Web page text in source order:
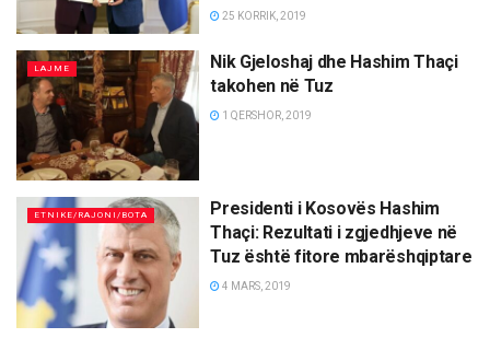
25 KORRIK, 2019
LAJME
Nik Gjeloshaj dhe Hashim Thaçi
takohen në Tuz
1 QERSHOR, 2019
ETNIKE/RAJONI/BOTA
Presidenti i Kosovës Hashim
Thaçi: Rezultati i zgjedhjeve në
Tuz është fitore mbarëshqiptare
4 MARS, 2019